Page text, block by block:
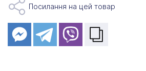
Посилання на цей товар